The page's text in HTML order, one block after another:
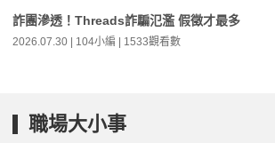
詐團滲透！Threads詐騙氾濫 假徵才最多
2026.07.30 | 104小編 | 1533觀看數
職場大小事